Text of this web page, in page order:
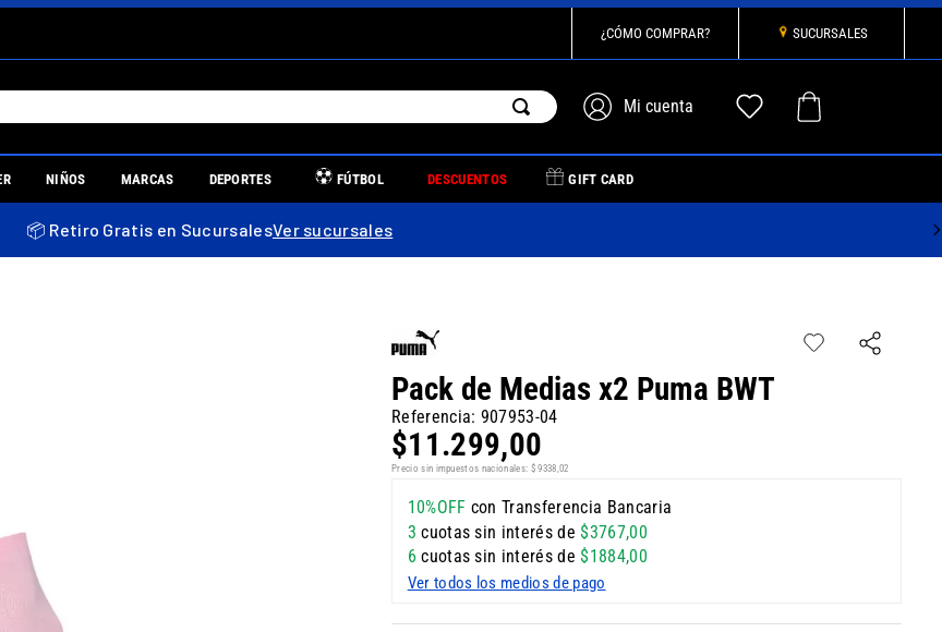
¿CÓMO COMPRAR? SUCURSALES
NIÑOS MARCAS DEPORTES FÚTBOL DESCUENTOS GIFT CARD
📦 Retiro Gratis en SucursalesVer sucursales
Pack de Medias x2 Puma BWT
Referencia: 907953-04
$11.299,00
Precio sin impuestos nacionales: $ 9338 02
10%OFF con Transferencia Bancaria
3 cuotas sin interés de$3767,00
6 cuotas sin interés de$1884,00
Ver todos los medios de pago
BUSCADOS